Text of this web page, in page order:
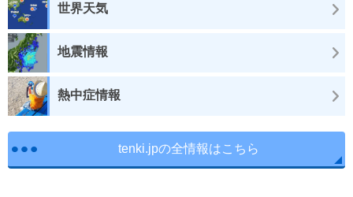
世界天気
地震情報
熱中症情報
tenki.jpの全情報はこちら